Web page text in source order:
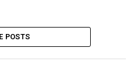
POSTS